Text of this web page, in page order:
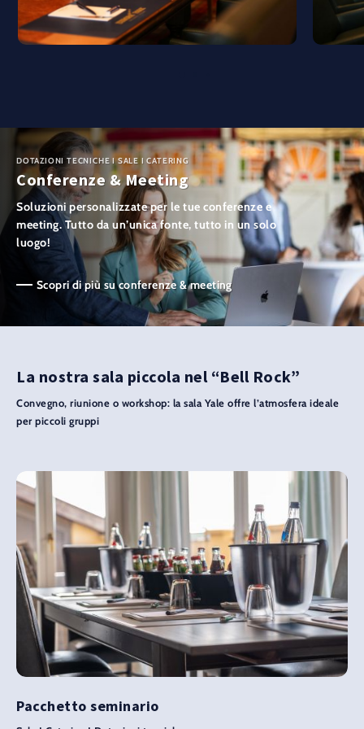
DOTAZIONI TECNICHE I SALE I CATERING
Conferenze & Meeting
Soluzioni personalizzate per le tue conferenze e
meeting. Tutto da un’unica fonte, tutto in un solo
luogo!
Scopri di più su conferenze & meeting
La nostra sala piccola nel “Bell Rock”
Convegno, riunione o workshop: la sala Yale offre l’atmosfera ideale
per piccoli gruppi
Pacchetto seminario